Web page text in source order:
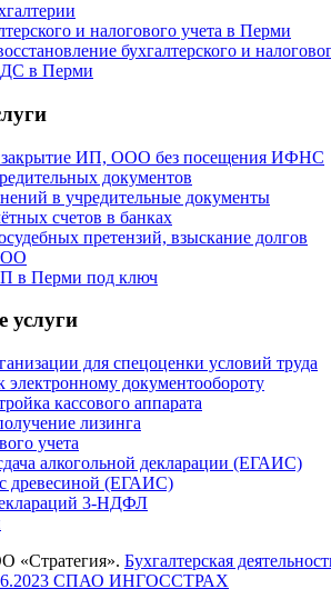
и налогового учета в Перми
бухгалтерского и
в Перми
закрытие ИП, ООО без посещения ИФНС
документов
в учредительные документы
счетов в банках
претензий, взыскание долгов
в Перми под ключ
услуги
для спецоценки условий труда
документообороту
кассового аппарата
лизинга
учета
алкогольной декларации (ЕГАИС)
древесиной (ЕГАИС)
3-НДФЛ
«Стратегия». Бухгалтерская
СПАО ИНГОССТРАХ